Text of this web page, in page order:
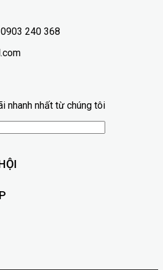
240 368
nhanh nhất từ chúng tôi